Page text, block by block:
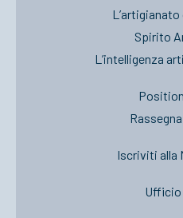
Spirito
L’intelligenza
Iscriviti alla
Ufficio